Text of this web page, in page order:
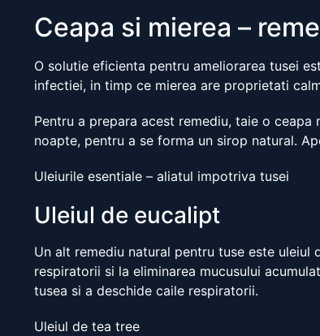
Ceapa si mierea –
O solutie eficienta pentru ameliorarea tusei
infectiei, in timp ce mierea are proprietati
Pentru a prepara acest remediu, taie o
noapte, pentru a se forma un sirop natural.
Uleiurile esentiale – aliatul impotriva tusei
Uleiul de eucalipt
Un alt remediu natural pentru tuse este
respiratorii si la eliminarea mucusului
tusea si a deschide caile respiratorii.
Uleiul de tea tree